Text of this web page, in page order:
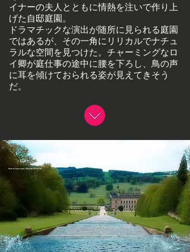
イナーの夫人とともに情熱を注いで作り上
げた自邸庭園。
ドラマチックな演出が随所に見られる庭園
ではあるが、その一角にリリカルでナチュ
ラルな空間を見つけた。チャーミングなロ
イ卿が庭仕事の途中に腰を下ろし、鳥の声
に耳を傾けておられる姿が見えてきそう
だ。